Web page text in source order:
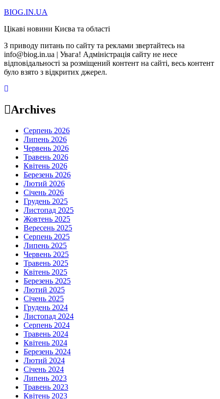
BIOG.IN.UA
Цікаві новини Києва та області
З приводу питань по сайту та реклами звертайтесь на
info@biog.in.ua | Увага! Адміністрація сайту не несе
відповідальності за розміщений контент на сайті, весь контент
було взято з відкритих джерел.
Archives
Серпень 2026
Липень 2026
Червень 2026
Травень 2026
Квітень 2026
Березень 2026
Лютий 2026
Січень 2026
Грудень 2025
Листопад 2025
Жовтень 2025
Вересень 2025
Серпень 2025
Липень 2025
Червень 2025
Травень 2025
Квітень 2025
Березень 2025
Лютий 2025
Січень 2025
Грудень 2024
Листопад 2024
Серпень 2024
Травень 2024
Квітень 2024
Березень 2024
Лютий 2024
Січень 2024
Липень 2023
Травень 2023
Квітень 2023